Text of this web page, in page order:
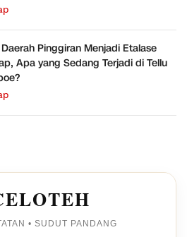
Pinggiran Menjadi Etalase
Apa yang Sedang Terjadi di Tellu
• SUDUT PANDANG